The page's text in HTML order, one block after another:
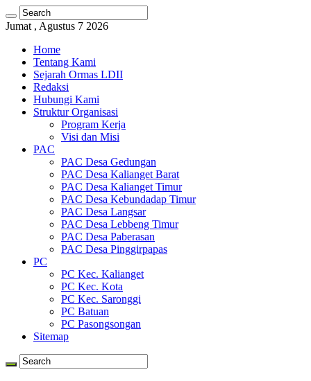
Jumat , Agustus 7 2026
Home
Tentang Kami
Sejarah Ormas LDII
Redaksi
Hubungi Kami
Struktur Organisasi
Program Kerja
Visi dan Misi
PAC
PAC Desa Gedungan
PAC Desa Kalianget Barat
PAC Desa Kalianget Timur
PAC Desa Kebundadap Timur
PAC Desa Langsar
PAC Desa Lebbeng Timur
PAC Desa Paberasan
PAC Desa Pinggirpapas
PC
PC Kec. Kalianget
PC Kec. Kota
PC Kec. Saronggi
PC Batuan
PC Pasongsongan
Sitemap